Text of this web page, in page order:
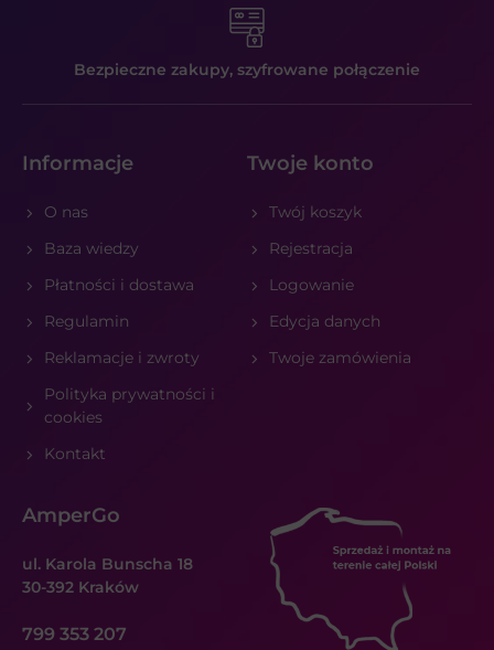
Bezpieczne zakupy, szyfrowane połączenie
Informacje
O nas
Baza wiedzy
Płatności i dostawa
Regulamin
Reklamacje i zwroty
Polityka prywatności i
cookies
Kontakt
Twoje konto
Twój koszyk
Rejestracja
Logowanie
Edycja danych
Twoje zamówienia
AmperGo
ul. Karola Bunscha 18
30-392 Kraków
799 353 207